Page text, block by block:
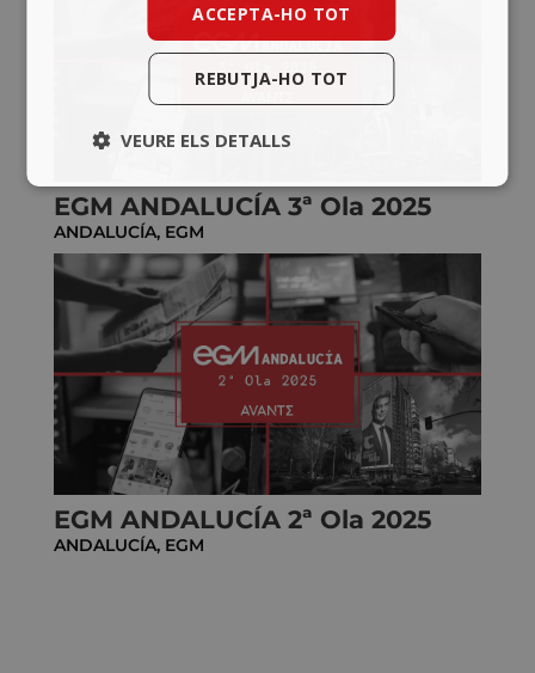
EGM ANDALUCÍA 3ª Ola 2025
ANDALUCÍA, EGM
EGM ANDALUCÍA 2ª Ola 2025
ANDALUCÍA, EGM
ACCEPTA-HO TOT
REBUTJA-HO TOT
VEURE ELS DETALLS